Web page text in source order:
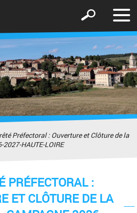
le
Afficher
formulaire
de
recherche
Préfectoral : Ouverture et Clôture de la
2027-HAUTE-LOIRE
PRÉFECTORAL :
ET CLÔTURE DE LA